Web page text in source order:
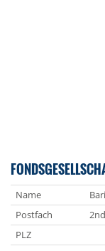
Name
Postfach
PLZ